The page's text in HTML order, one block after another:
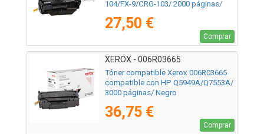
104/FX-9/CRG-103/ 2000 páginas/
27,50 €
Comprar
XEROX - 006R03665
Tóner compatible Xerox 006R03665
compatible con HP Q5949A/Q7553A/
3000 páginas/ Negro
36,75 €
Comprar